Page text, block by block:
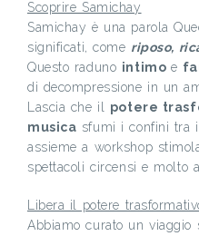
Scoprire Samichay
Samichay è una parola
significati, come riposo,
Questo raduno intimo e
di decompressione in un
Lascia che il potere
musica sfumi i confini tra
assieme a workshop
spettacoli circensi e molto
Libera il potere
Abbiamo curato un viaggio